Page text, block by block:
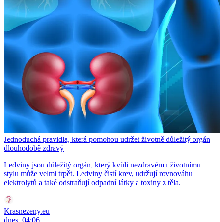
Jednoduchá pravidla, která pomohou udržet životně důležitý orgán
dlouhodobě zdravý
Ledviny jsou důležitý orgán, který kvůli nezdravému životnímu
stylu může velmi trpět. Ledviny čistí krev, udržují rovnováhu
elektrolytů a také odstraňují odpadní látky a toxiny z těla.
Krasnezeny.eu
dnes, 04:06